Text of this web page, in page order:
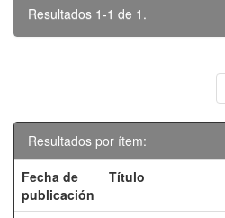
Resultados 1-1 de 1.
Resultados por ítem:
Fecha de
publicación
Título